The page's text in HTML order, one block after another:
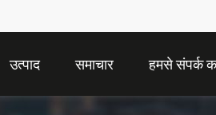
उत्पाद समाचार हमसे संपर्क